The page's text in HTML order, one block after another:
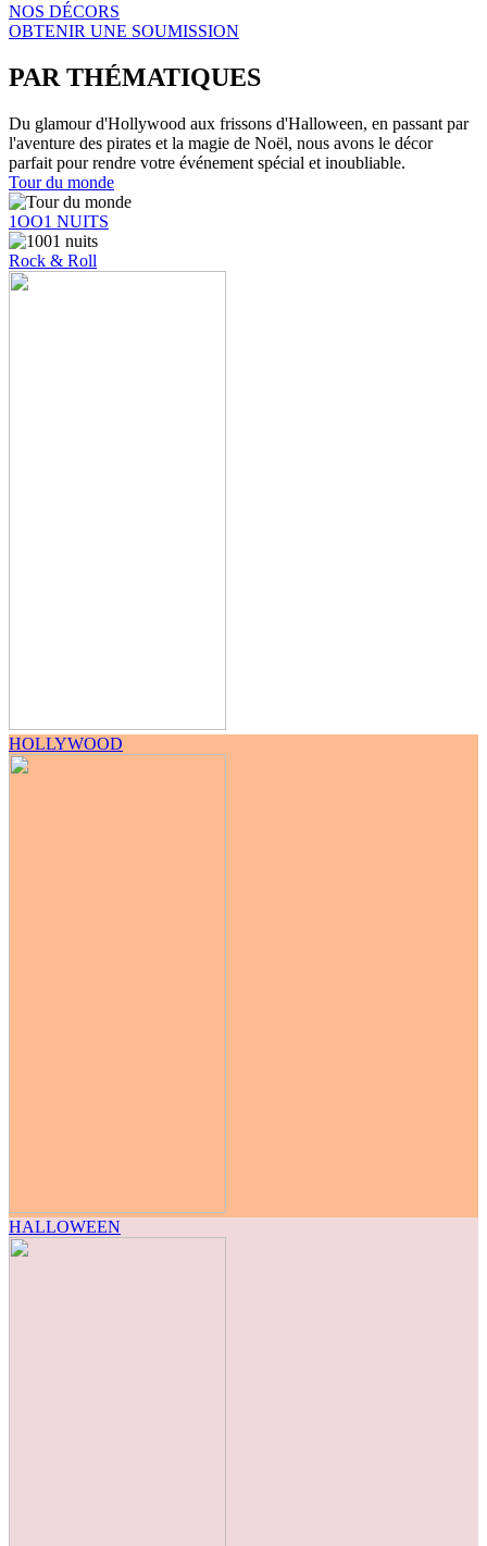
NOS DÉCORS
OBTENIR UNE SOUMISSION
PAR THÉMATIQUES
Du glamour d'Hollywood aux frissons d'Halloween, en passant par
l'aventure des pirates et la magie de Noël, nous avons le décor
parfait pour rendre votre événement spécial et inoubliable.
Tour du monde
1OO1 NUITS
Rock & Roll
HOLLYWOOD
HALLOWEEN